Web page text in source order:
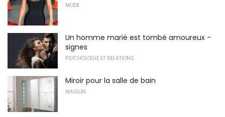
MODE
Un homme marié est tombé amoureux -
signes
PSYCHOLOGIE ET RELATIONS
Miroir pour la salle de bain
MAISON